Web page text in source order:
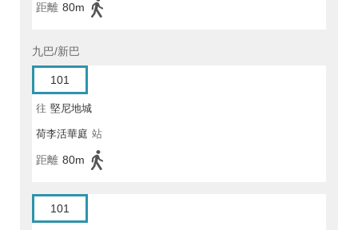
距離 80m
九巴/新巴
101
往 堅尼地城
荷李活華庭 站
距離 80m
101